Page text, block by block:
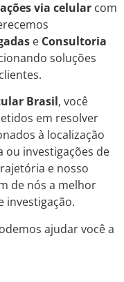
via celular com
e Consultoria
soluções
Brasil, você
em resolver
à localização
ou investigações de
e nosso
de nós a melhor
investigação.
ajudar você a